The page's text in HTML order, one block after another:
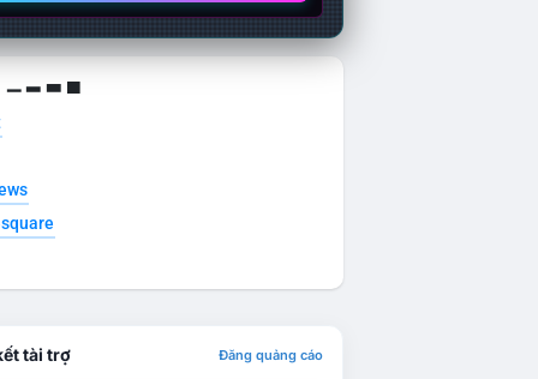
▁ ▂ ▃ ▄
tài trợ Đăng quảng cáo